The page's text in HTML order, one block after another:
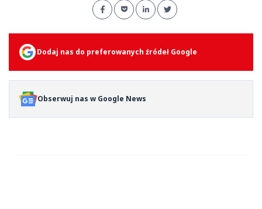
Dodaj nas do preferowanych źródeł Google
Obserwuj nas w Google News